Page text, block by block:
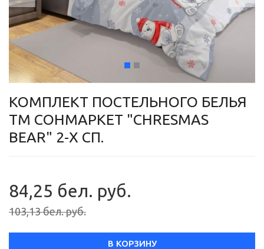
КОМПЛЕКТ ПОСТЕЛЬНОГО БЕЛЬЯ
ТМ СОНМАРКЕТ "CHRESMAS
BEAR" 2-Х СП.
84,25 бел. руб.
103,13 бел. руб.
В КОРЗИНУ